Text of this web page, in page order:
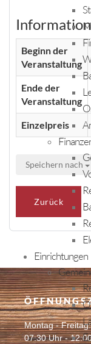
Einrichtungen
Beginn der
Veranstaltung
Ende der
Veranstaltung
Einzelpreis
Speichern nach
Zurück
Montag - Freitag:
07:30 Uhr -